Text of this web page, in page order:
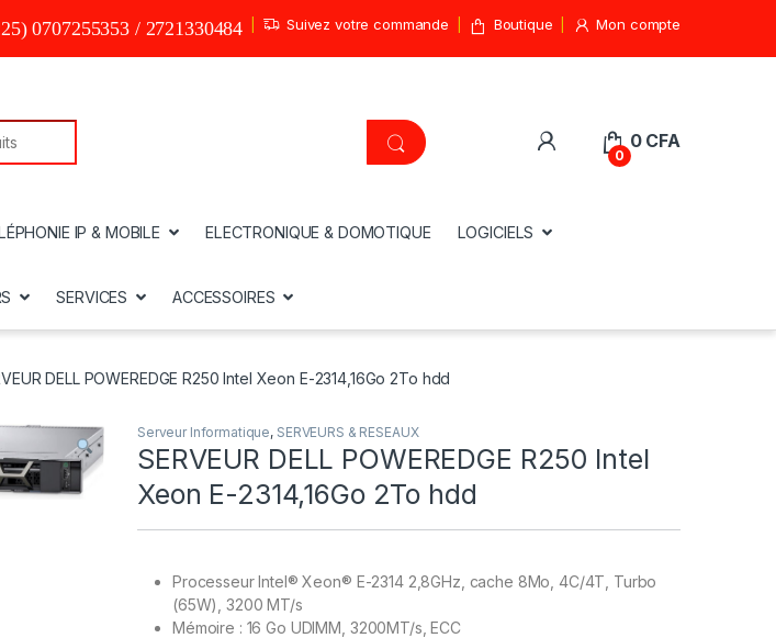
0707255353 / 2721330484 Suivez votre commande Boutique Mon compte
0
0 CFA
IP & MOBILE ELECTRONIQUE & DOMOTIQUE LOGICIELS
SERVICES ACCESSOIRES
DELL POWEREDGE R250 Intel Xeon E-2314,16Go 2To hdd
Serveur Informatique, SERVEURS & RESEAUX
SERVEUR DELL POWEREDGE R250 Intel
Xeon E-2314,16Go 2To hdd
Processeur Intel® Xeon® E-2314 2,8GHz, cache 8Mo, 4C/4T, Turbo
(65W), 3200 MT/s
Mémoire : 16 Go UDIMM, 3200MT/s, ECC